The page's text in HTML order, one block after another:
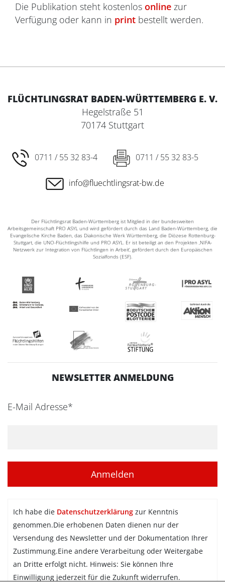
Die Publikation steht kostenlos online zur
Verfügung oder kann in print bestellt werden.
FLÜCHTLINGSRAT BADEN-WÜRTTEMBERG E. V.
Hegelstraße 51
70174 Stuttgart
0711 / 55 32 83-4 0711 / 55 32 83-5
info@fluechtlingsrat-bw.de
Der Flüchtlingsrat Baden-Württemberg ist Mitglied in der bundesweiten
Arbeitsgemeinschaft PRO ASYL und wird gefördert durch das Land Baden-Württemberg, die
Evangelische Kirche Baden, das Diakonische Werk Württemberg, die Diözese Rottenburg-
Stuttgart, die UNO-Flüchtlingshilfe und PRO ASYL. Er ist beteiligt an den Projekten ‚NIFA-
Netzwerk zur Integration von Flüchtlingen in Arbeit‘, gefördert durch den Europäischen
Sozialfonds (ESF).
NEWSLETTER ANMELDUNG
E-Mail Adresse*
Ich habe die Datenschutzerklärung zur Kenntnis
genommen.Die erhobenen Daten dienen nur der
Versendung des Newsletter und der Dokumentation Ihrer
Zustimmung.Eine andere Verarbeitung oder Weitergabe
an Dritte erfolgt nicht. Hinweis: Sie können Ihre
Einwilligung jederzeit für die Zukunft widerrufen.